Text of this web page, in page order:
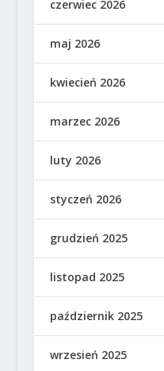
czerwiec 2026
maj 2026
kwiecień 2026
marzec 2026
luty 2026
styczeń 2026
grudzień 2025
listopad 2025
październik 2025
wrzesień 2025